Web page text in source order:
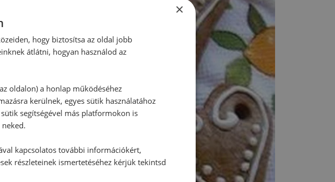
×
hogy biztosítsa az oldal jobb
átlátni, hogyan használod az
oldalon) a honlap működéséhez
kerülnek, egyes sütik használatához
segítségével más platformokon is
kapcsolatos további információkért,
részleteinek ismertetéséhez kérjük tekintsd